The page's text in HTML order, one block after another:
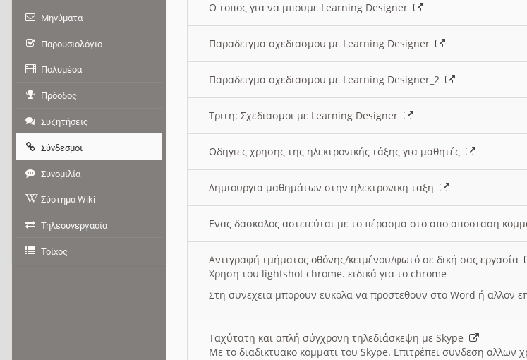
O τοπος για να μπουμε Learning Designer
Παραδειγμα σχεδιασμου με Learning Designer
Παραδειγμα σχεδιασμου με Learning Designer_2
Τριτη: Σχεδιασμοι με Learning Designer
Οδηγιες χρησης της ηλεκτρονικής τάξης για μαθητές
Δημιουργια μαθημάτων στην ηλεκτρονικη ταξη
Ενας δασκαλος αστειεύται με το πέρασμα στο απο αποσταση
Αντιγραφή τμήματος οθόνης/κειμένου/φωτό σε δική σας εργασία
Χρηση του lightshot chrome. ειδικά για το chrome
Στη συνεχεια μπορουν ευκολα να προστεθουν στο Word ή αλλον
Ταχύτατη και απλή σύγχρονη τηλεδιάσκεψη με Skype
Με το διαδικτυακο κομματι του Skype. Επιτρέπει συνδεση
Μηνύματα
Παρουσιολόγιο
Πολυμέσα
Πρόοδος
Συζητήσεις
Σύνδεσμοι
Συνομιλία
Σύστημα Wiki
Τηλεσυνεργασία
Τοίχος